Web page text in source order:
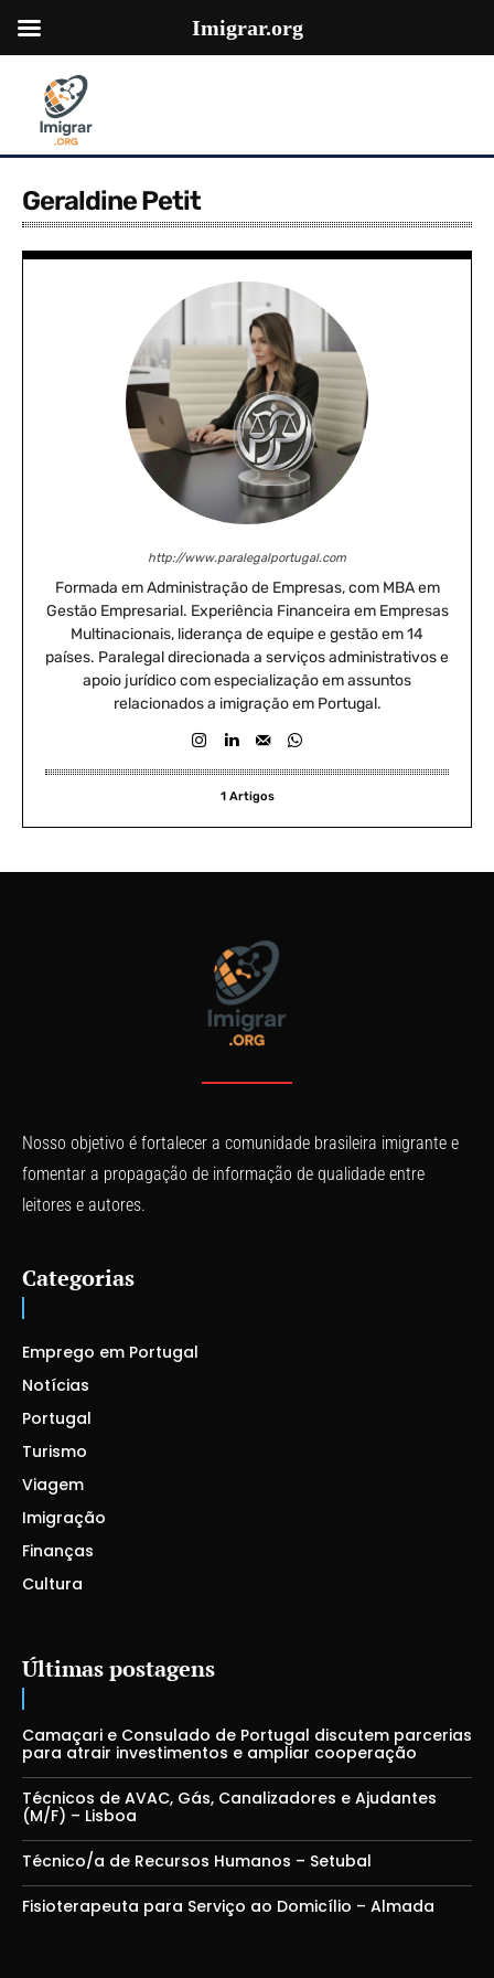
Geraldine Petit
http://www.paralegalportugal.com
Formada em Administração de Empresas, com MBA em
Gestão Empresarial. Experiência Financeira em Empresas
Multinacionais, liderança de equipe e gestão em 14
países. Paralegal direcionada a serviços administrativos e
apoio jurídico com especialização em assuntos
relacionados a imigração em Portugal.
1 Artigos
Nosso objetivo é fortalecer a comunidade brasileira imigrante e
fomentar a propagação de informação de qualidade entre
leitores e autores.
Categorias
Emprego em Portugal
Notícias
Portugal
Turismo
Viagem
Imigração
Finanças
Cultura
Últimas postagens
Camaçari e Consulado de Portugal discutem parcerias
para atrair investimentos e ampliar cooperação
Técnicos de AVAC, Gás, Canalizadores e Ajudantes
(M/F) – Lisboa
Técnico/a de Recursos Humanos – Setubal
Fisioterapeuta para Serviço ao Domicílio – Almada
Imigrar.org